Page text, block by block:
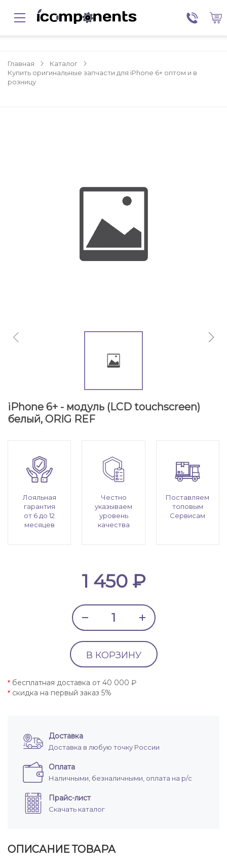
Главная
Каталог
Купить оригинальные запчасти для iPhone 6+ оптом и в
розницу
iPhone 6+ - модуль (LCD touchscreen)
белый, ORIG REF
Лояльная
гарантия
от 6 до 12
месяцев
Честно
указываем
уровень
качества
Поставляем
топовым
Сервисам
1 450 ₽
В КОРЗИНУ
* бесплатная доставка от 40 000 ₽
* скидка на первый заказ 5%
Доставка
Доставка в любую точку России
Оплата
Наличными, безналичными, оплата на р/с
Прайс-лист
Скачать каталог
ОПИСАНИЕ ТОВАРА